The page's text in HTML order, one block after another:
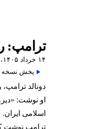
ترامپ:
۱۴ خرداد ۱۴۰۵، ۱۲:۴۷ (‎+۱ گرینویچ)
پخش نسخه
دونالد
او نوشت:
اسلامی
ترامپ نوشت